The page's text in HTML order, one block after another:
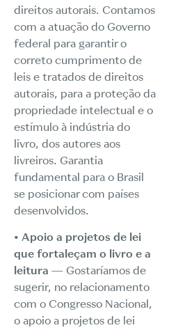
direitos autorais. Contamos
com a atuação do Governo
federal para garantir o
correto cumprimento de
leis e tratados de direitos
autorais, para a proteção da
propriedade intelectual e o
estímulo à indústria do
livro, dos autores aos
livreiros. Garantia
fundamental para o Brasil
se posicionar com países
desenvolvidos.
• Apoio a projetos de lei
que fortaleçam o livro e a
leitura — Gostaríamos de
sugerir, no relacionamento
com o Congresso Nacional,
o apoio a projetos de lei